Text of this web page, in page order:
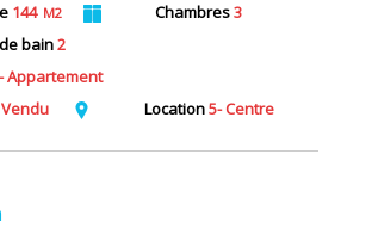
144 M2 Chambres3
bain2
Appartement
Vendu Location5- Centre